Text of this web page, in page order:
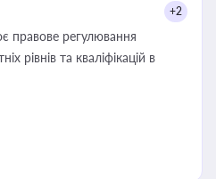
+2
правове регулювання
рівнів та кваліфікацій в